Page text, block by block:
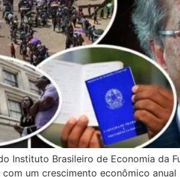
Instituto Brasileiro de Economia da
um crescimento econômico